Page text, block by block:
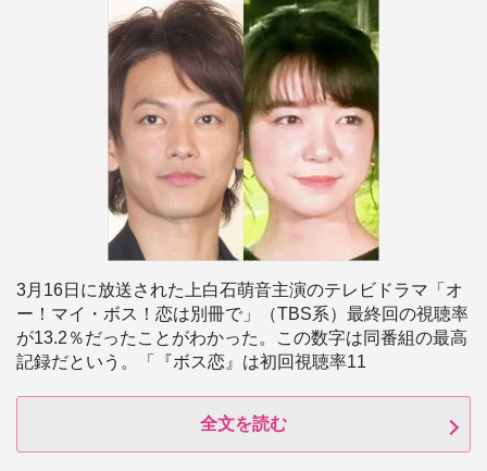
3月16日に放送された上白石萌音主演のテレビドラマ「オ
ー！マイ・ボス！恋は別冊で」（TBS系）最終回の視聴率
が13.2％だったことがわかった。この数字は同番組の最高
記録だという。「『ボス恋』は初回視聴率11
全文を読む